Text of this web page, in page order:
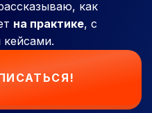
как
на практике, с